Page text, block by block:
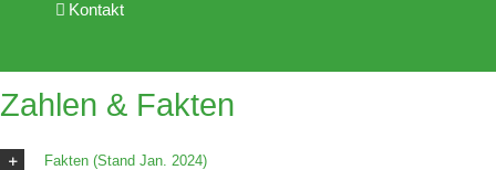
Kontakt
Zahlen & Fakten
Fakten (Stand Jan. 2024)